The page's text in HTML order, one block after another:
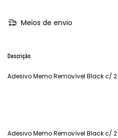
Meios de envio
Descrição
Adesivo Memo Removível Black c/ 2
Adesivo Memo Removível Black c/